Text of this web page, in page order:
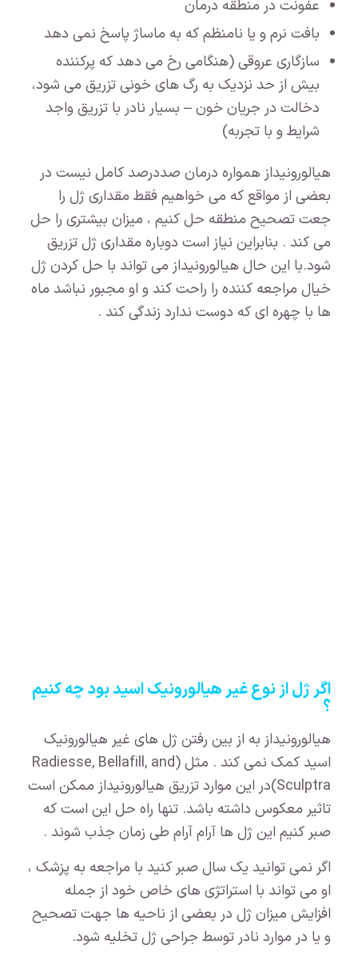
عفونت در منطقه درمان
بافت نرم و یا نامنظم که به ماساژ پاسخ نمی دهد
سازگاری عروقی (هنگامی رخ می دهد که پرکننده
بیش از حد نزدیک به رگ های خونی تزریق می شود،
دخالت در جریان خون – بسیار نادر با تزریق واجد
شرایط و با تجربه)
هیالورونیداز همواره درمان صددرصد کامل نیست در
بعضی از مواقع که می خواهیم فقط مقداری ژل را
جعت تصحیح منطقه حل کنیم ، میزان بیشتری را حل
می کند . بنابراین نیاز است دوباره مقداری ژل تزریق
شود.با این حال هیالورونیداز می تواند با حل کردن ژل
خیال مراجعه کننده را راحت کند و او مجبور نباشد ماه
ها با چهره ای که دوست ندارد زندگی کند .
اگر ژل از نوع غیر هیالورونیک اسید بود چه کنیم
؟
هیالورونیداز به از بین رفتن ژل های غیر هیالورونیک
اسید کمک نمی کند . مثل (Radiesse, Bellafill, and
Sculptra)در این موارد تزریق هیالورونیداز ممکن است
تاثیر معکوس داشته باشد. تنها راه حل این است که
صبر کنیم این ژل ها آرام آرام طی زمان جذب شوند .
اگر نمی توانید یک سال صبر کنید با مراجعه به پزشک ،
او می تواند با استراتژی های خاص خود از جمله
افزایش میزان ژل در بعضی از ناحیه ها جهت تصحیح
و یا در موارد نادر توسط جراحی ژل تخلیه شود.